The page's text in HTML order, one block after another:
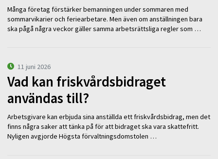
Många företag förstärker bemanningen under sommaren med
sommarvikarier och feriearbetare. Men även om anställningen bara
ska pågå några veckor gäller samma arbetsrättsliga regler som …
11 juni 2026
Vad kan friskvårdsbidraget
användas till?
Arbetsgivare kan erbjuda sina anställda ett friskvårdsbidrag, men det
finns några saker att tänka på för att bidraget ska vara skattefritt.
Nyligen avgjorde Högsta förvaltningsdomstolen …